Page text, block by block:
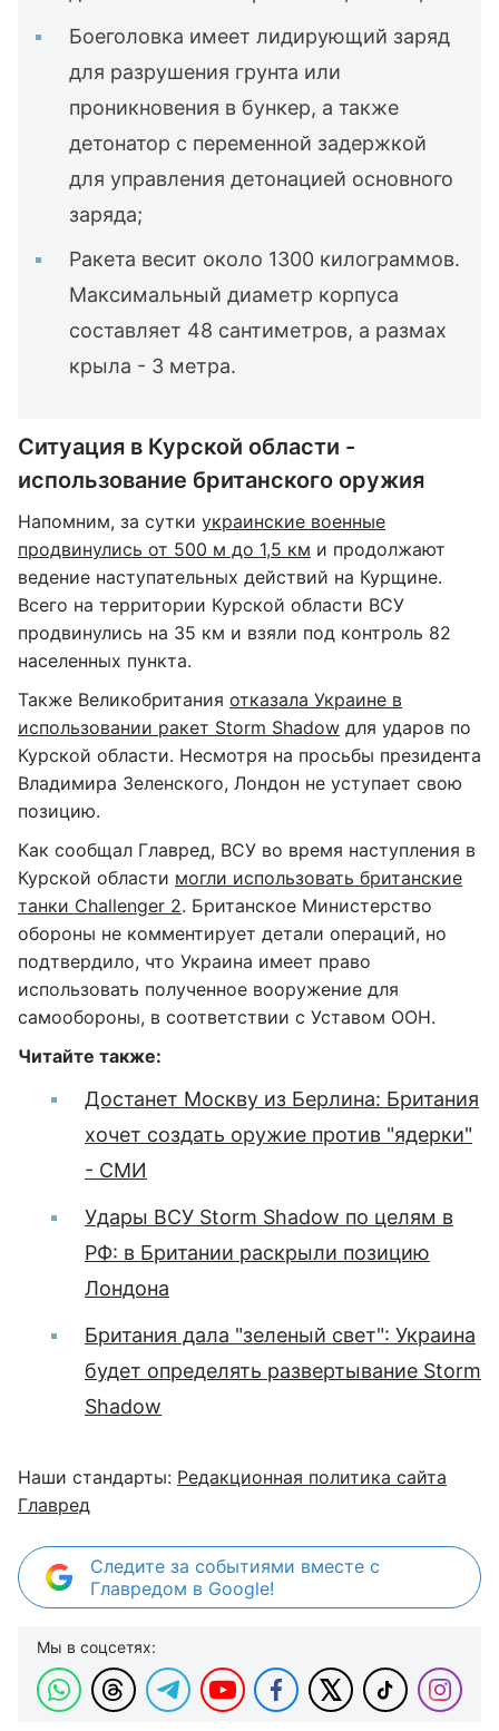
Боеголовка имеет лидирующий заряд
для разрушения грунта или
проникновения в бункер, а также
детонатор с переменной задержкой
для управления детонацией основного
заряда;
Ракета весит около 1300 килограммов.
Максимальный диаметр корпуса
составляет 48 сантиметров, а размах
крыла - 3 метра.
Ситуация в Курской области -
использование британского оружия
Напомним, за сутки украинские военные
продвинулись от 500 м до 1,5 км и продолжают
ведение наступательных действий на Курщине.
Всего на территории Курской области ВСУ
продвинулись на 35 км и взяли под контроль 82
населенных пункта.
Также Великобритания отказала Украине в
использовании ракет Storm Shadow для ударов по
Курской области. Несмотря на просьбы президента
Владимира Зеленского, Лондон не уступает свою
позицию.
Как сообщал Главред, ВСУ во время наступления в
Курской области могли использовать британские
танки Challenger 2. Британское Министерство
обороны не комментирует детали операций, но
подтвердило, что Украина имеет право
использовать полученное вооружение для
самообороны, в соответствии с Уставом ООН.
Читайте также:
Достанет Москву из Берлина: Британия
хочет создать оружие против "ядерки"
- СМИ
Удары ВСУ Storm Shadow по целям в
РФ: в Британии раскрыли позицию
Лондона
Британия дала "зеленый свет": Украина
будет определять развертывание Storm
Shadow
Наши стандарты: Редакционная политика сайта
Главред
Следите за событиями вместе с
Главредом в Google!
Мы в соцсетях: